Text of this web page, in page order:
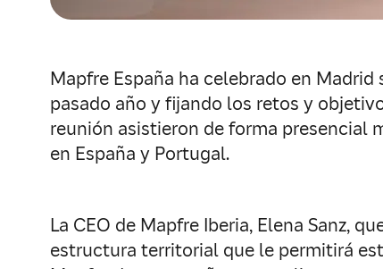
Mapfre España ha celebrado en
pasado año y fijando los retos y
reunión asistieron de forma presencial
en España y Portugal.
La CEO de Mapfre Iberia, Elena Sanz,
estructura territorial que le permitirá